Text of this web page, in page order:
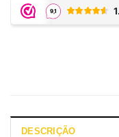
DESCRIÇÃO